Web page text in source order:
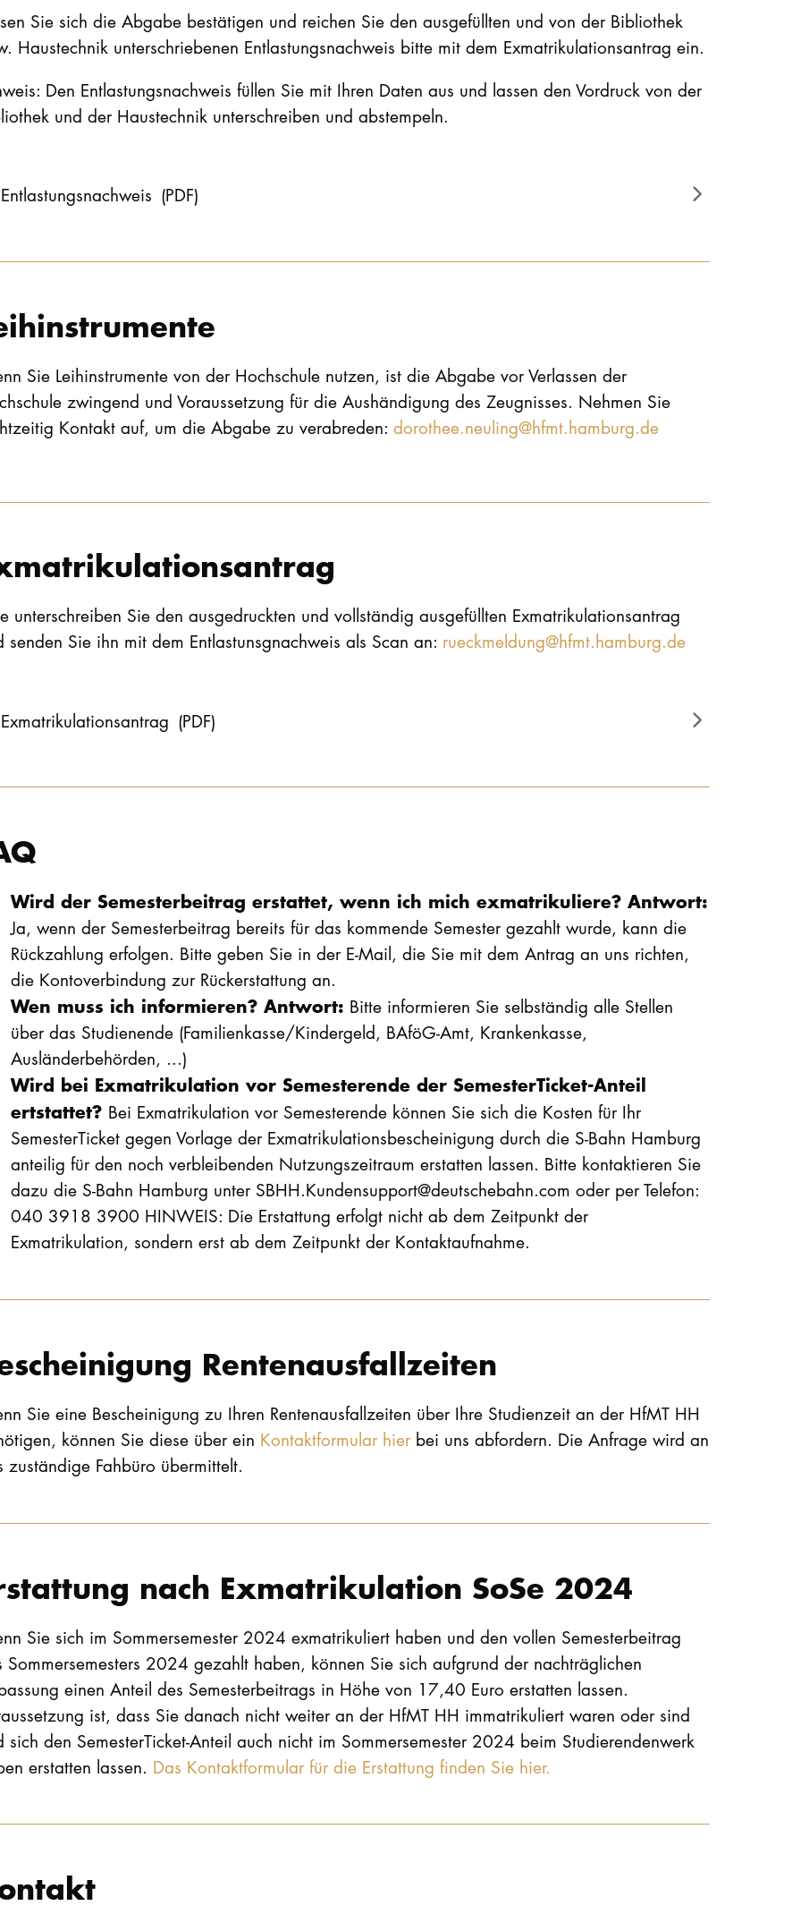
Sie sich die Abgabe bestätigen und reichen Sie den ausgefüllten und von der Bibliothek
Haustechnik unterschriebenen Entlastungsnachweis bitte mit dem Exmatrikulationsantrag ein.
Den Entlastungsnachweis füllen Sie mit Ihren Daten aus und lassen den Vordruck von der
und der Haustechnik unterschreiben und abstempeln.
Entlastungsnachweis (PDF)
Sie Leihinstrumente von der Hochschule nutzen, ist die Abgabe vor Verlassen der
zwingend und Voraussetzung für die Aushändigung des Zeugnisses. Nehmen Sie
Kontakt auf, um die Abgabe zu verabreden: dorothee.neuling@hfmt.hamburg.de
unterschreiben Sie den ausgedruckten und vollständig ausgefüllten Exmatrikulationsantrag
senden Sie ihn mit dem Entlastunsgnachweis als Scan an: rueckmeldung@hfmt.hamburg.de
Exmatrikulationsantrag (PDF)
Wird der Semesterbeitrag erstattet, wenn ich mich exmatrikuliere? Antwort:
Ja, wenn der Semesterbeitrag bereits für das kommende Semester gezahlt wurde, kann die
Rückzahlung erfolgen. Bitte geben Sie in der E-Mail, die Sie mit dem Antrag an uns richten,
die Kontoverbindung zur Rückerstattung an.
Wen muss ich informieren? Antwort: Bitte informieren Sie selbständig alle Stellen
über das Studienende (Familienkasse/Kindergeld, BAföG-Amt, Krankenkasse,
Ausländerbehörden, ...)
Wird bei Exmatrikulation vor Semesterende der SemesterTicket-Anteil
ertstattet? Bei Exmatrikulation vor Semesterende können Sie sich die Kosten für Ihr
SemesterTicket gegen Vorlage der Exmatrikulationsbescheinigung durch die S-Bahn Hamburg
anteilig für den noch verbleibenden Nutzungszeitraum erstatten lassen. Bitte kontaktieren Sie
dazu die S-Bahn Hamburg unter SBHH.Kundensupport@deutschebahn.com oder per Telefon:
040 3918 3900 HINWEIS: Die Erstattung erfolgt nicht ab dem Zeitpunkt der
Exmatrikulation, sondern erst ab dem Zeitpunkt der Kontaktaufnahme.
Rentenausfallzeiten
Sie eine Bescheinigung zu Ihren Rentenausfallzeiten über Ihre Studienzeit an der HfMT HH
können Sie diese über ein Kontaktformular hier bei uns abfordern. Die Anfrage wird an
zuständige Fahbüro übermittelt.
nach Exmatrikulation SoSe 2024
Sie sich im Sommersemester 2024 exmatrikuliert haben und den vollen Semesterbeitrag
Sommersemesters 2024 gezahlt haben, können Sie sich aufgrund der nachträglichen
einen Anteil des Semesterbeitrags in Höhe von 17,40 Euro erstatten lassen.
ist, dass Sie danach nicht weiter an der HfMT HH immatrikuliert waren oder sind
sich den SemesterTicket-Anteil auch nicht im Sommersemester 2024 beim Studierendenwerk
erstatten lassen. Das Kontaktformular für die Erstattung finden Sie hier.